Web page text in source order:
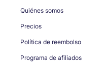
Quiénes somos
Precios
Política de reembolso
Programa de afiliados